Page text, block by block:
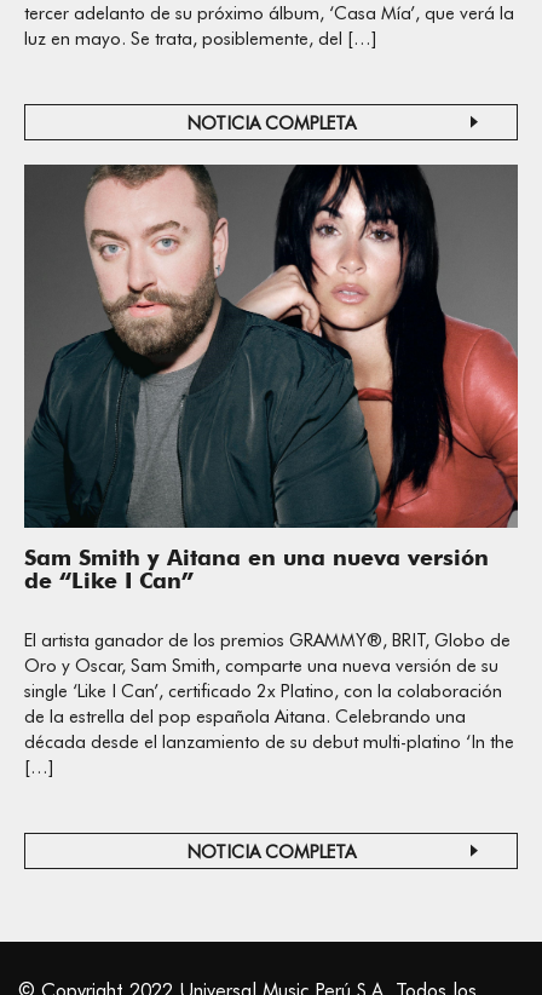
tercer adelanto de su próximo álbum, ‘Casa Mía’, que verá la
luz en mayo. Se trata, posiblemente, del […]
NOTICIA COMPLETA
Sam Smith y Aitana en una nueva versión
de “Like I Can”
El artista ganador de los premios GRAMMY®, BRIT, Globo de
Oro y Oscar, Sam Smith, comparte una nueva versión de su
single ‘Like I Can’, certificado 2x Platino, con la colaboración
de la estrella del pop española Aitana. Celebrando una
década desde el lanzamiento de su debut multi-platino ‘In the
[…]
NOTICIA COMPLETA
© Copyright 2022 Universal Music Perú S.A. Todos los